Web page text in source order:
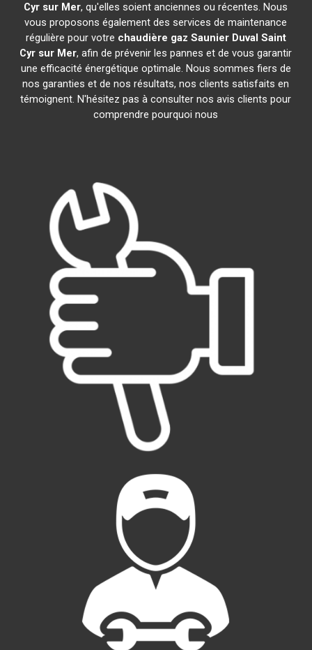
Cyr sur Mer, qu'elles soient anciennes ou récentes. Nous
vous proposons également des services de maintenance
régulière pour votre chaudière gaz Saunier Duval Saint
Cyr sur Mer, afin de prévenir les pannes et de vous garantir
une efficacité énergétique optimale. Nous sommes fiers de
nos garanties et de nos résultats, nos clients satisfaits en
témoignent. N'hésitez pas à consulter nos avis clients pour
comprendre pourquoi nous